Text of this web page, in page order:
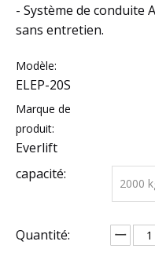
- Système de conduite
sans entretien.
Modèle:
ELEP-20S
Marque de
produit:
Everlift
capacité:
2000
Quantité: